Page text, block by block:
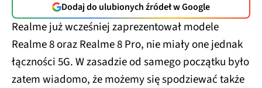
Dodaj do ulubionych źródeł w Google
Realme już wcześniej zaprezentował modele
Realme 8 oraz Realme 8 Pro, nie miały one jednak
łączności 5G. W zasadzie od samego początku było
zatem wiadomo, że możemy się spodziewać także